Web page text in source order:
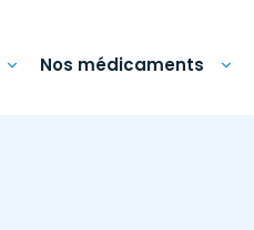
Nos médicaments